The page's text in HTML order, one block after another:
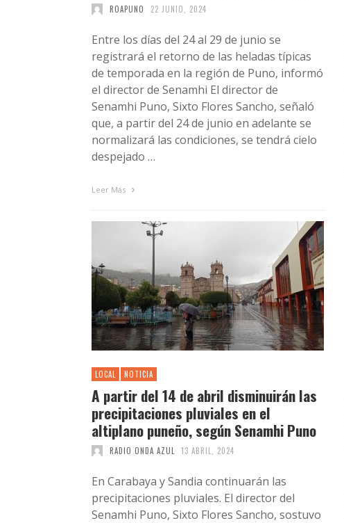
ROAPUNO 22 JUNIO, 2024
Entre los días del 24 al 29 de junio se
registrará el retorno de las heladas típicas
de temporada en la región de Puno, informó
el director de Senamhi El director de
Senamhi Puno, Sixto Flores Sancho, señaló
que, a partir del 24 de junio en adelante se
normalizará las condiciones, se tendrá cielo
despejado …
Leer Más
LOCAL NOTICIA
A partir del 14 de abril disminuirán las
precipitaciones pluviales en el
altiplano puneño, según Senamhi Puno
RADIO ONDA AZUL 13 ABRIL, 2024
En Carabaya y Sandia continuarán las
precipitaciones pluviales. El director del
Senamhi Puno, Sixto Flores Sancho, sostuvo